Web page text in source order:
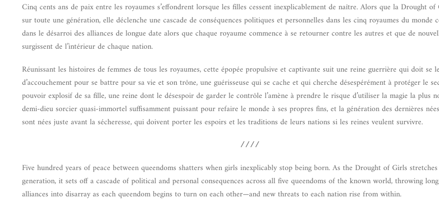
Cinq cents ans de paix entre les royaumes s’effondrent lorsque les filles cessent inexplicablement de naître. Alors que la Drought of
sur toute une génération, elle déclenche une cascade de conséquences politiques et personnelles dans les cinq royaumes du monde
dans le désarroi des alliances de longue date alors que chaque royaume commence à se retourner contre les autres et que de
surgissent de l’intérieur de chaque nation.
Réunissant les histoires de femmes de tous les royaumes, cette épopée propulsive et captivante suit une reine guerrière qui doit se
d’accouchement pour se battre pour sa vie et son trône, une guérisseuse qui se cache et qui cherche désespérément à protéger le
pouvoir explosif de sa fille, une reine dont le désespoir de garder le contrôle l’amène à prendre le risque d’utiliser la magie la plus
demi-dieu sorcier quasi-immortel suffisamment puissant pour refaire le monde à ses propres fins, et la génération des dernières
sont nées juste avant la sécheresse, qui doivent porter les espoirs et les traditions de leurs nations si les reines veulent survivre.
////
Five hundred years of peace between queendoms shatters when girls inexplicably stop being born. As the Drought of Girls
generation, it sets off a cascade of political and personal consequences across all five queendoms of the known world, throwing
alliances into disarray as each queendom begins to turn on each other—and new threats to each nation rise from within.